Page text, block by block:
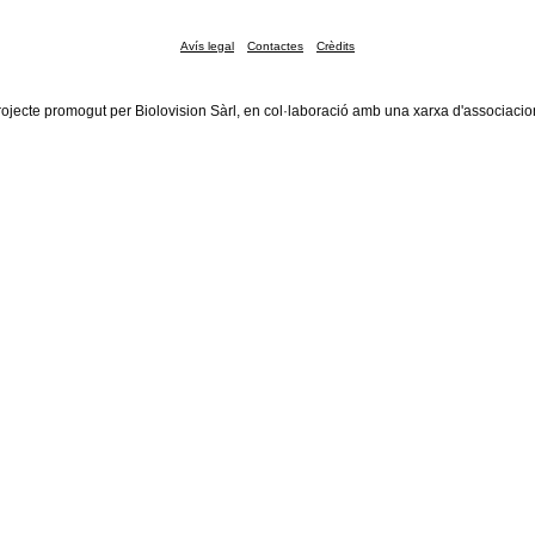
Avís legal Contactes Crèdits
promogut per Biolovision Sàrl, en col·laboració amb una xarxa